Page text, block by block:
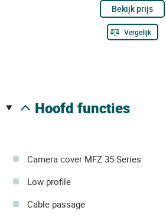
Bekijk prijs
Vergelijk
hoofd functies
Camera cover MFZ 35 Series
Low profile
Cable passage